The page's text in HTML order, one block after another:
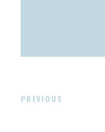
PREVIOUS